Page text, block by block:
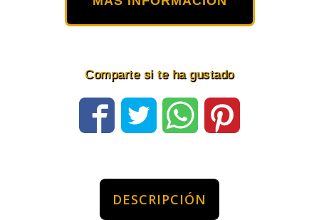
Comparte si te ha gustado
DESCRIPCIÓN